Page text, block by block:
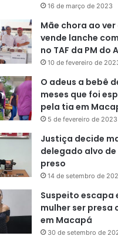
16 de março de 2023
Mãe chora ao
vende lanche
no TAF da PM do
10 de fevereiro de
O adeus a bebê
meses que foi
pela tia em
5 de fevereiro de 2023
Justiça decide
delegado alvo
preso
14 de setembro de
Suspeito escapa
mulher ser presa
em Macapá
30 de setembro de